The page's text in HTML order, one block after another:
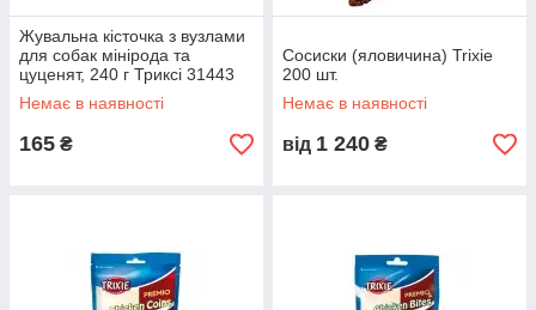
Жувальна кісточка з вузлами
для собак мінірода та
цуценят, 240 г Триксі 31443
Немає в наявності
165 ₴
Сосиски (яловичина) Trixie
200 шт.
Немає в наявності
від 1 240 ₴